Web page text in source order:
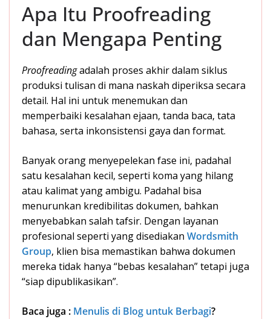
Apa Itu Proofreading
dan Mengapa Penting
Proofreadingadalah proses akhir dalam siklus
produksi tulisan di mana naskah diperiksa secara
detail. Hal ini untuk menemukan dan
memperbaiki kesalahan ejaan, tanda baca, tata
bahasa, serta inkonsistensi gaya dan format.
Banyak orang menyepelekan fase ini, padahal
satu kesalahan kecil, seperti koma yang hilang
atau kalimat yang ambigu. Padahal bisa
menurunkan kredibilitas dokumen, bahkan
menyebabkan salah tafsir. Dengan layanan
profesional seperti yang disediakan Wordsmith
Group, klien bisa memastikan bahwa dokumen
mereka tidak hanya “bebas kesalahan” tetapi juga
“siap dipublikasikan”.
Baca juga : Menulis di Blog untuk Berbagi?